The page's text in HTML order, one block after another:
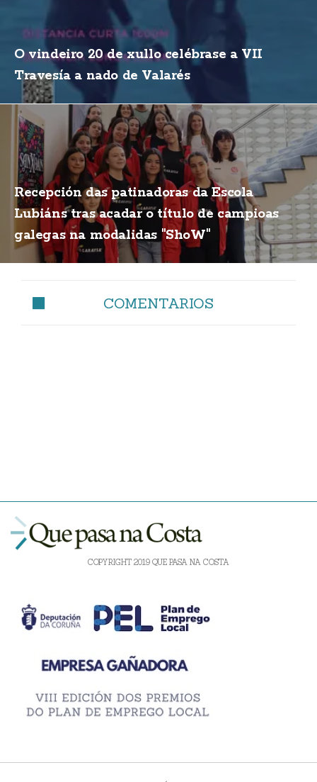
O vindeiro 20 de xullo celébrase a VII
Travesía a nado de Valarés
Recepción das patinadoras da Escola
Lubiáns tras acadar o título de campioas
galegas na modalidas "ShoW"
COMENTARIOS
COPYRIGHT 2019 QUE PASA NA COSTA